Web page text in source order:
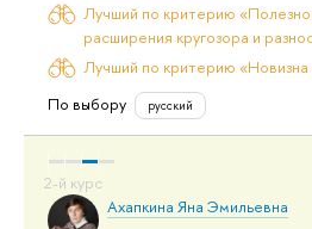
Лучший по критерию
расширения кругозора и
Лучший по критерию «Новизна
По выбору
русский
Ахапкина Яна Эмильевна